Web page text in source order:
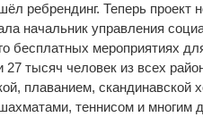
ребрендинг. Теперь проект
начальник управления
бесплатных мероприятиях
27 тысяч человек из всех
плаванием, скандинавской
теннисом и многим